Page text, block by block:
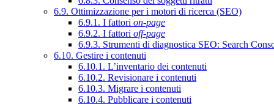
6.9. Ottimizzazione per i motori di ricerca (SEO)
6.9.1. I fattori on-page
6.9.2. I fattori off-page
6.9.3. Strumenti di diagnostica SEO: Search
6.10. Gestire i contenuti
6.10.1. L’inventario dei contenuti
6.10.2. Revisionare i contenuti
6.10.3. Migrare i contenuti
6.10.4. Pubblicare i contenuti